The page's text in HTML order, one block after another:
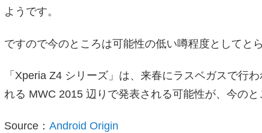
ようです。
ですので今のところは可能性の低い噂程度としてと
「Xperia Z4 シリーズ」は、来春にラスベガスで行
れる MWC 2015 辺りで発表される可能性が、今のと
Source：Android Origin